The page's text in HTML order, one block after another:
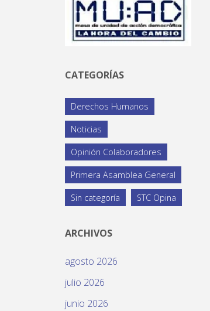
CATEGORÍAS
Derechos Humanos
Noticias
Opinión Colaboradores
Primera Asamblea General
Sin categoría STC Opina
ARCHIVOS
agosto 2026
julio 2026
junio 2026